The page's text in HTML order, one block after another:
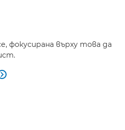
фокусирана върху това да
